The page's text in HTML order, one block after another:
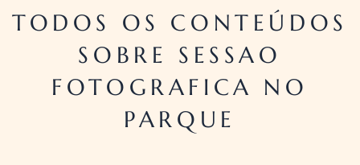
TODOS OS CONTEÚDOS
SOBRE SESSAO
FOTOGRAFICA NO
PARQUE